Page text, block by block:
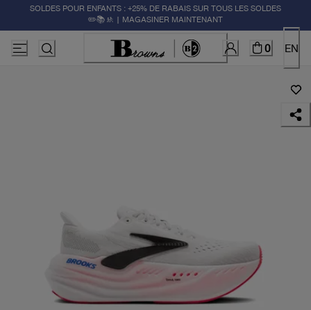
SOLDES POUR ENFANTS : +25% DE RABAIS SUR TOUS LES SOLDES
✏️📚🚸 | MAGASINER MAINTENANT
0 EN